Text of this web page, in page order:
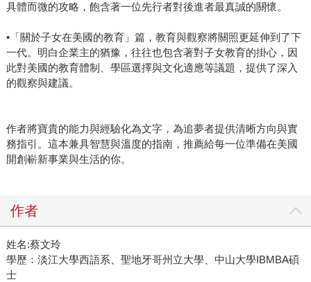
具體而微的攻略，飽含著一位先行者對後進者最真誠的關懷。
•「關於子女在美國的教育」篇，教育與觀察將關照更延伸到了下
一代。明白企業主的猶豫，往往也包含著對子女教育的掛心，因
此對美國的教育體制、學區選擇與文化適應等議題，提供了深入
的觀察與建議。
作者將寶貴的能力與經驗化為文字，為追夢者提供清晰方向與實
務指引。這本兼具智慧與溫度的指南，推薦給每一位準備在美國
開創嶄新事業與生活的你。
作者
姓名:蔡文玲
學歷：淡江大學西語系、聖地牙哥州立大學、中山大學IBMBA碩
士